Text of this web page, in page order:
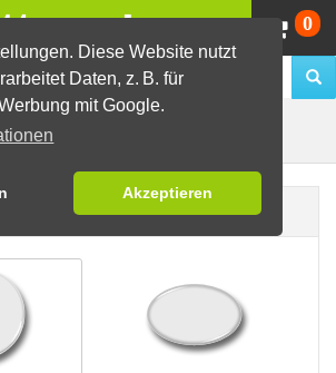
Diese Website nutzt
Daten, z. B. für
mit Google.
Akzeptieren
0
Buttons